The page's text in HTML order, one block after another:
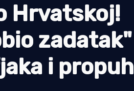
Hrvatskoj!
zadatak"
i propuh